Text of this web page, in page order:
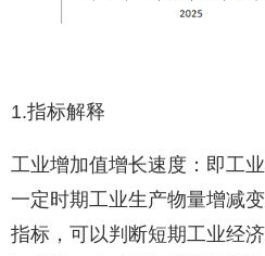
1.指标解释
工业增加值增长速度：即工
一定时期工业生产物量增减
指标，可以判断短期工业经